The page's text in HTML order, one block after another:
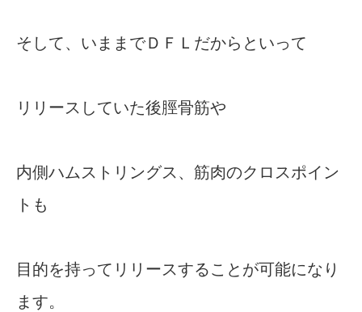
そして、いままでＤＦＬだからといって
リリースしていた後脛骨筋や
内側ハムストリングス、筋肉のクロスポイン
トも
目的を持ってリリースすることが可能になり
ます。